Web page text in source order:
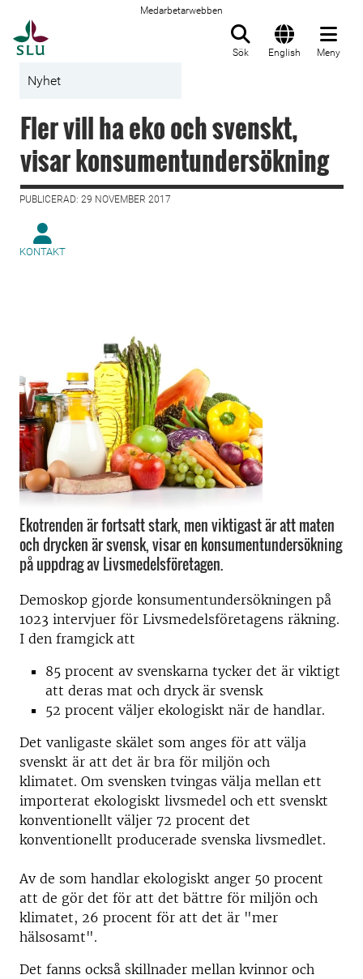
Medarbetarwebben
Sök English Meny
Nyhet
Fler vill ha eko och svenskt,
visar konsumentundersökning
PUBLICERAD: 29 NOVEMBER 2017
KONTAKT
Ekotrenden är fortsatt stark, men viktigast är att maten
och drycken är svensk, visar en konsumentundersökning
på uppdrag av Livsmedelsföretagen.
Demoskop gjorde konsumentundersökningen på
1023 intervjuer för Livsmedelsföretagens räkning.
I den framgick att
85 procent av svenskarna tycker det är viktigt
att deras mat och dryck är svensk
52 procent väljer ekologiskt när de handlar.
Det vanligaste skälet som anges för att välja
svenskt är att det är bra för miljön och
klimatet. Om svensken tvingas välja mellan ett
importerat ekologiskt livsmedel och ett svenskt
konventionellt väljer 72 procent det
konventionellt producerade svenska livsmedlet.
Av de som handlar ekologiskt anger 50 procent
att de gör det för att det bättre för miljön och
klimatet, 26 procent för att det är "mer
hälsosamt".
Det fanns också skillnader mellan kvinnor och